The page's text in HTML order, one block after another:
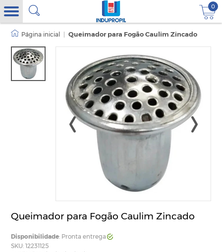
0
Queimador para Fogão Caulim Zincado
Queimador para Fogão Caulim Zincado
Disponibilidade: Pronta entrega
SKU: 12231125